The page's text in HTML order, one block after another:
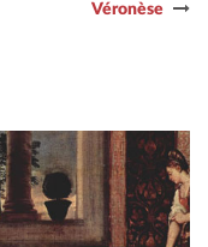
Véronèse